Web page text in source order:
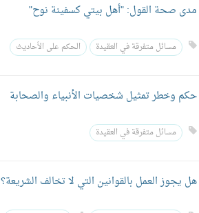
مدى صحة القول: "أهل بيتي كسفينة نوح"
مسائل متفرقة في العقيدة الحكم على الأحاديث
حكم وخطر تمثيل شخصيات الأنبياء والصحابة
مسائل متفرقة في العقيدة
هل يجوز العمل بالقوانين التي لا تخالف الشريعة؟